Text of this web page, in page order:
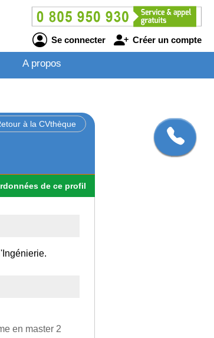
Se connecter Créer un compte
A propos
à la CVthèque
de ce profil
en master 2